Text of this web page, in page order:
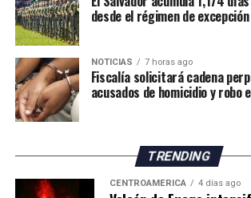
de 18.7 % a 11.7 % en el mismo período.
Especialistas consultados atribuyen este
amplia cantidad de incentivos y
vigentes en el país.
El economista Aristides Hernández
mantiene una de las cargas tributarias
mundo debido a los beneficios fiscales
sectores como los puertos, la Zona Libre
desde el régimen de excepción
NOTICIAS 7 horas ago
Fiscalía solicitará cadena
acusados de homicidio y robo
TRENDING
CENTROAMÉRICA 4 días ago